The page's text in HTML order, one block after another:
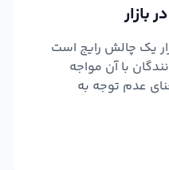
بازار
یک چالش رایج است
با آن مواجه
عدم توجه به